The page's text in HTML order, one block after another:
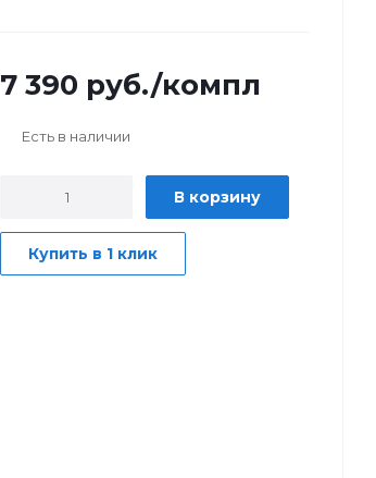
7 390 руб./компл
Есть в наличии
В корзину
Купить в 1 клик